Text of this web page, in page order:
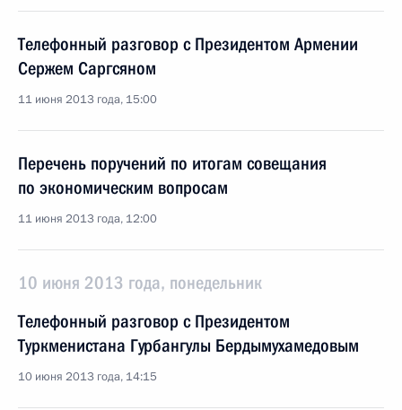
Телефонный разговор с Президентом Армении
Сержем Саргсяном
11 июня 2013 года, 15:00
Перечень поручений по итогам совещания
по экономическим вопросам
11 июня 2013 года, 12:00
10 июня 2013 года, понедельник
Телефонный разговор с Президентом
Туркменистана Гурбангулы Бердымухамедовым
10 июня 2013 года, 14:15